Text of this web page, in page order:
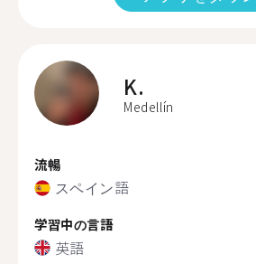
K.
Medellín
流暢
スペイン語
学習中の言語
英語